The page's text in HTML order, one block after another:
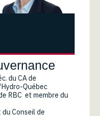
du CA de
Québec
RBC et membre du
Conseil de